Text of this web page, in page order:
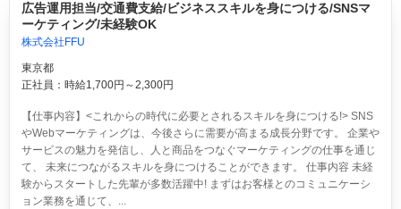
広告運用担当/交通費支給/ビジネススキルを身につける/SNSマ
ーケティング/未経験OK
株式会社FFU
東京都
正社員：時給1,700円～2,300円
【仕事内容】<これからの時代に必要とされるスキルを身につける!> SNS
やWebマーケティングは、今後さらに需要が高まる成長分野です。 企業や
サービスの魅力を発信し、人と商品をつなぐマーケティングの仕事を通じ
て、 未来につながるスキルを身につけることができます。 仕事内容 未経
験からスタートした先輩が多数活躍中! まずはお客様とのコミュニケーシ
ョン業務を通じて、...